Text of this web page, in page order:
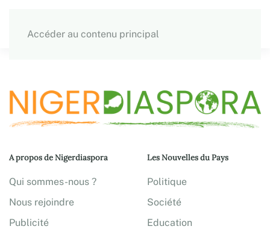
Accéder au contenu principal
A propos de Nigerdiaspora
Qui sommes-nous ?
Nous rejoindre
Publicité
Les Nouvelles du Pays
Politique
Société
Education